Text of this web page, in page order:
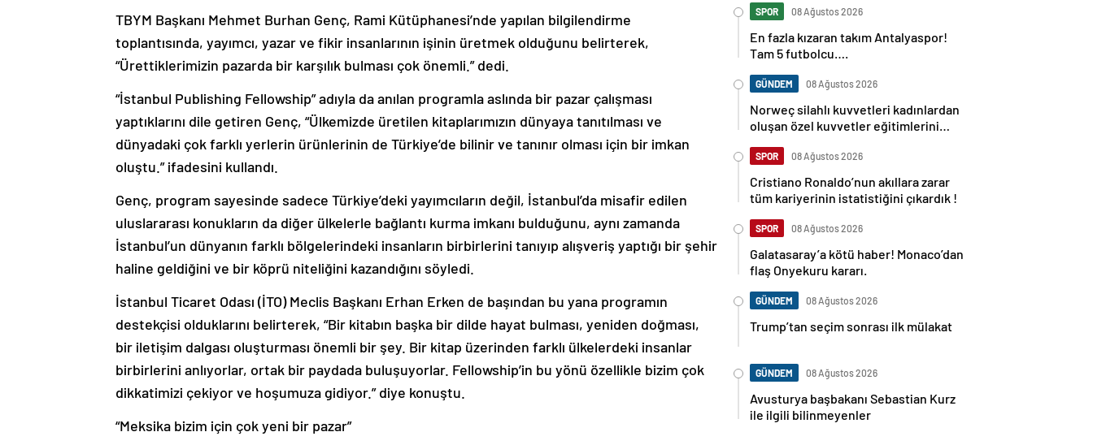
TBYM Başkanı Mehmet Burhan Genç, Rami Kütüphanesi’nde yapılan bilgilendirme
toplantısında, yayımcı, yazar ve fikir insanlarının işinin üretmek olduğunu belirterek,
“Ürettiklerimizin pazarda bir karşılık bulması çok önemli.” dedi.
“İstanbul Publishing Fellowship” adıyla da anılan programla aslında bir pazar çalışması
yaptıklarını dile getiren Genç, “Ülkemizde üretilen kitaplarımızın dünyaya tanıtılması ve
dünyadaki çok farklı yerlerin ürünlerinin de Türkiye’de bilinir ve tanınır olması için bir imkan
oluştu.” ifadesini kullandı.
Genç, program sayesinde sadece Türkiye’deki yayımcıların değil, İstanbul’da misafir edilen
uluslararası konukların da diğer ülkelerle bağlantı kurma imkanı bulduğunu, aynı zamanda
İstanbul’un dünyanın farklı bölgelerindeki insanların birbirlerini tanıyıp alışveriş yaptığı bir şehir
haline geldiğini ve bir köprü niteliğini kazandığını söyledi.
İstanbul Ticaret Odası (İTO) Meclis Başkanı Erhan Erken de başından bu yana programın
destekçisi olduklarını belirterek, “Bir kitabın başka bir dilde hayat bulması, yeniden doğması,
bir iletişim dalgası oluşturması önemli bir şey. Bir kitap üzerinden farklı ülkelerdeki insanlar
birbirlerini anlıyorlar, ortak bir paydada buluşuyorlar. Fellowship’in bu yönü özellikle bizim çok
dikkatimizi çekiyor ve hoşumuza gidiyor.” diye konuştu.
“Meksika bizim için çok yeni bir pazar”
SPOR 08 Ağustos 2026
En fazla kızaran takım Antalyaspor!
Tam 5 futbolcu….
GÜNDEM 08 Ağustos 2026
Norweç silahlı kuvvetleri kadınlardan
oluşan özel kuvvetler eğitimlerini
SPOR 08 Ağustos 2026
Cristiano Ronaldo’nun akıllara zarar
tüm kariyerinin istatistiğini çıkardık !
SPOR 08 Ağustos 2026
Galatasaray’a kötü haber! Monaco’dan
flaş Onyekuru kararı.
GÜNDEM 08 Ağustos 2026
Trump’tan seçim sonrası ilk mülakat
GÜNDEM 08 Ağustos 2026
Avusturya başbakanı Sebastian Kurz
ile ilgili bilinmeyenler